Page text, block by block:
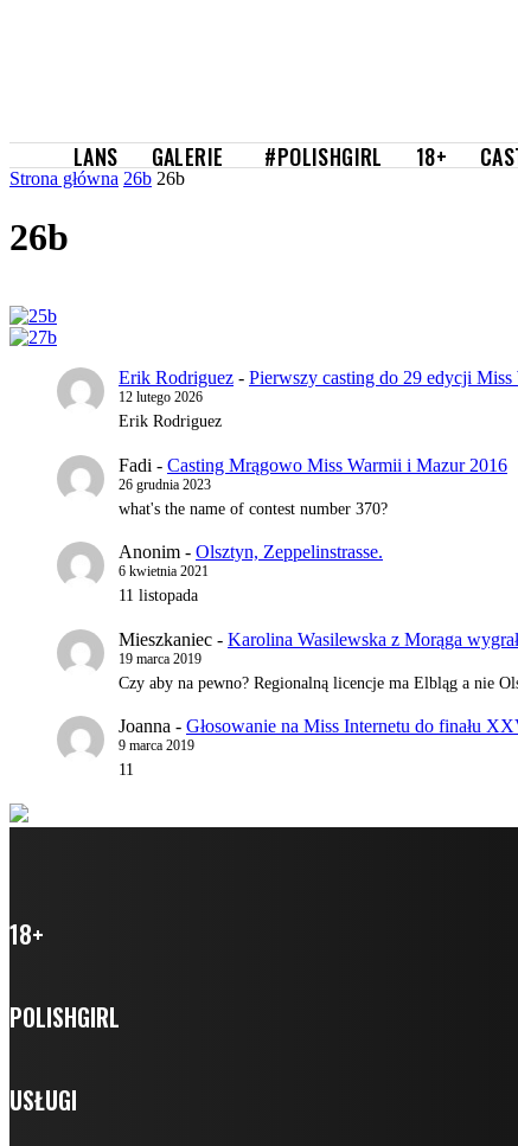
LANS GALERIE #POLISHGIRL 18+
Strona główna 26b 26b
26b
Erik Rodriguez - Pierwszy casting do 29 edycji
12 lutego 2026
Erik Rodriguez
Fadi - Casting Mrągowo Miss Warmii i Mazur 2016
26 grudnia 2023
what's the name of contest number 370?
Anonim - Olsztyn, Zeppelinstrasse.
6 kwietnia 2021
11 listopada
Mieszkaniec - Karolina Wasilewska z Morąga
19 marca 2019
Czy aby na pewno? Regionalną licencje ma Elbląg a nie
Joanna - Głosowanie na Miss Internetu do finału
9 marca 2019
11
18+
POLISHGIRL
USŁUGI